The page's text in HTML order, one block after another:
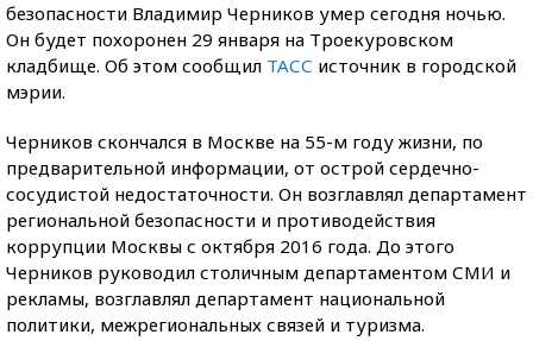
безопасности Владимир Черников умер сегодня ночью.
Он будет похоронен 29 января на Троекуровском
кладбище. Об этом сообщил ТАСС источник в городской
мэрии.
Черников скончался в Москве на 55-м году жизни, по
предварительной информации, от острой сердечно-
сосудистой недостаточности. Он возглавлял департамент
региональной безопасности и противодействия
коррупции Москвы с октября 2016 года. До этого
Черников руководил столичным департаментом СМИ и
рекламы, возглавлял департамент национальной
политики, межрегиональных связей и туризма.